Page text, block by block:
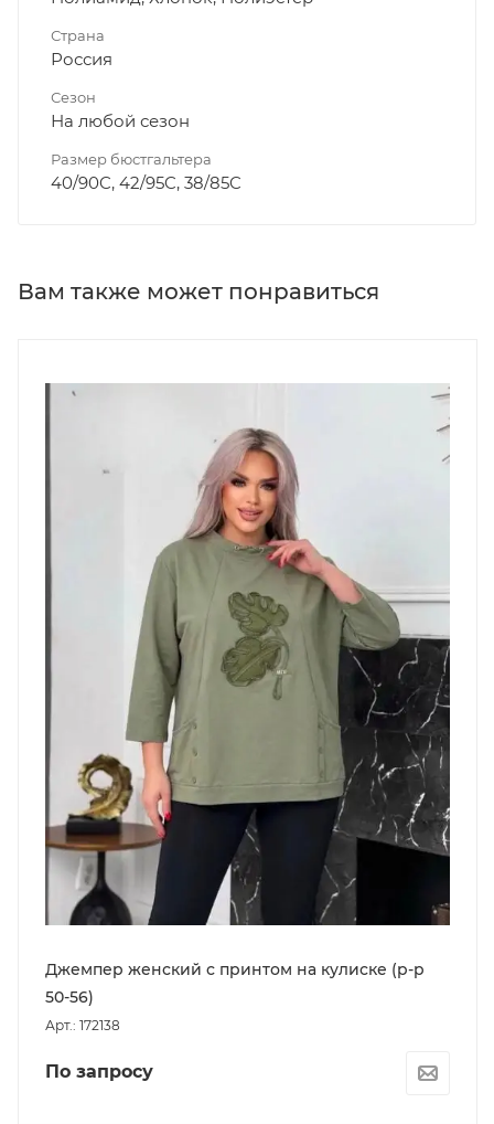
Страна
Россия
Сезон
На любой сезон
Размер бюстгальтера
40/90C, 42/95C, 38/85C
Вам также может понравиться
Джемпер женский с принтом на кулиске (р-р
50-56)
Арт.: 172138
По запросу